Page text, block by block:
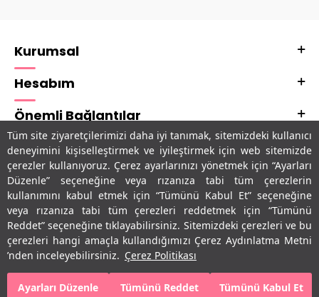
Tüm site ziyaretçilerimizi daha iyi tanımak, sitemizdeki kullanıcı
deneyimini kişiselleştirmek ve iyileştirmek için web sitemizde
çerezler kullanıyoruz. Çerez ayarlarınızı yönetmek için “Ayarları
Düzenle” seçeneğine veya rızanıza tabi tüm çerezlerin
kullanımını kabul etmek için “Tümünü Kabul Et” seçeneğine
veya rızanıza tabi tüm çerezleri reddetmek için “Tümünü
Reddet” seçeneğine tıklayabilirsiniz. Sitemizdeki çerezleri ve bu
çerezleri hangi amaçla kullandığımızı Çerez Aydınlatma Metni
’nden inceleyebilirsiniz. Çerez Politikası
Ayarları Düzenle Tümünü Reddet Tümünü Kabul Et
SEPETE EKLE HEMEN AL
Kurumsal
Hesabım
Önemli Bağlantılar
Adres & İletişim
Uygulamalarımız